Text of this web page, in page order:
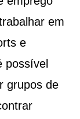
em
e
possível
grupos de